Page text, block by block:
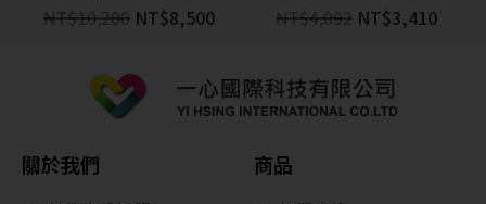
NT$10,200 NT$8,500
NT$4,092 NT$3,410
關於我們 商品